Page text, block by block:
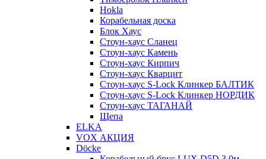
Hokla
Корабельная доска
Блок Хаус
Стоун-хаус Сланец
Стоун-хаус Камень
Стоун-хаус Кирпич
Стоун-хаус Кварцит
Стоун-хаус S-Lock Клинкер БАЛТИК
Стоун-хаус S-Lock Клинкер НОРДИК
Стоун-хаус ТАГАНАЙ
Щепа
ELKA
VOX АКЦИЯ
Döcke